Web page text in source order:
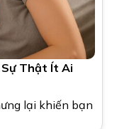
Sự Thật Ít Ai
lại khiến bạn